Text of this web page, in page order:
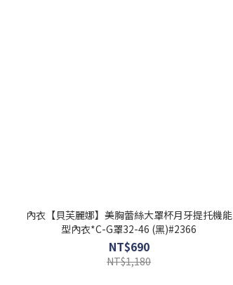
內衣【貝芙麗娜】美胸蕾絲大罩杯月牙提托機能
型內衣*C-G罩32-46 (黑)#2366
NT$690
NT$1,180